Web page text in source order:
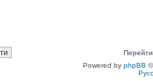
Powered by phpBB